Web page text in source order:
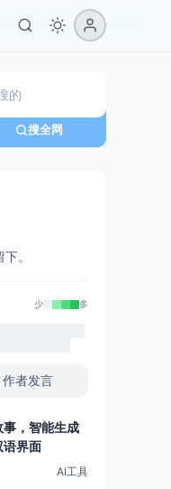
搜全网
。
少 多
作者发言
，智能生成
语界面
AI工具